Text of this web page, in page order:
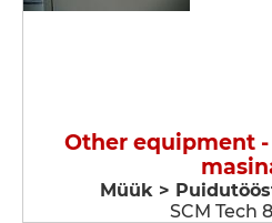
Other equipment
Müük >
SCM Tech